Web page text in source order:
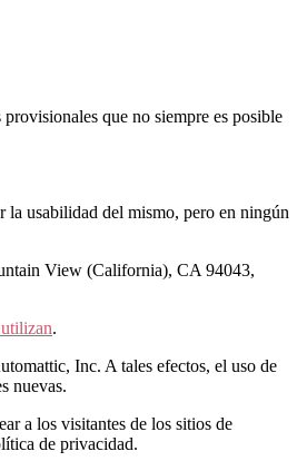
que no siempre es posible
la usabilidad del mismo, pero en ningún
View (California), CA 94043,
.
Inc. A tales efectos, el uso de
nuevas.
a los visitantes de los sitios de
de privacidad.